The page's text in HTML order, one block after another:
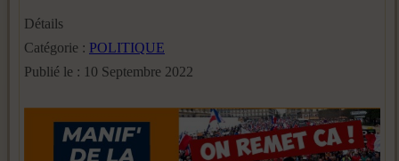
Détails
Catégorie : POLITIQUE
Publié le : 10 Septembre 2022